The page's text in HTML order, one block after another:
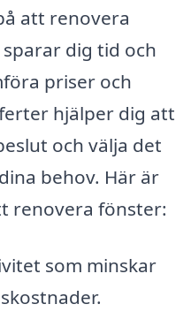
att renovera
dig tid och
priser och
hjälper dig att
och välja det
behov. Här är
renovera fönster:
som minskar